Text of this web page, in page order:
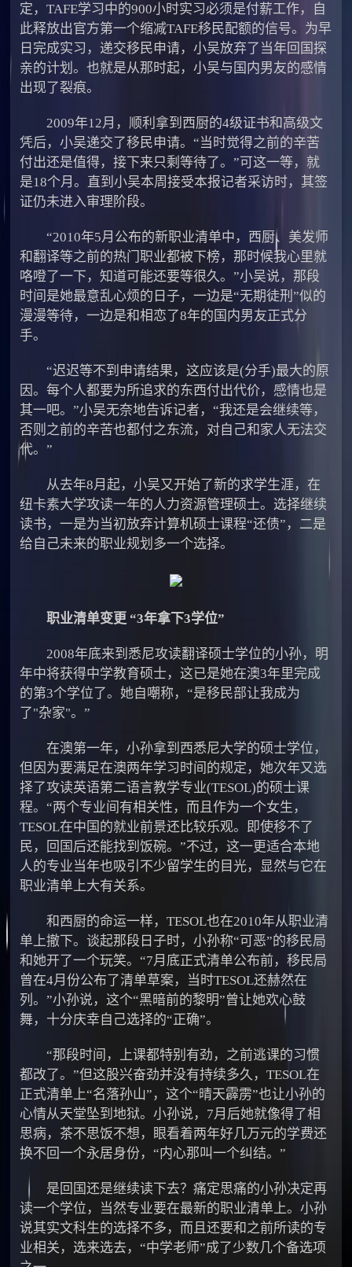
定，TAFE学习中的900小时实习必须是付薪工作，自
此释放出官方第一个缩减TAFE移民配额的信号。为早
日完成实习，递交移民申请，小吴放弃了当年回国探
亲的计划。也就是从那时起，小吴与国内男友的感情
出现了裂痕。
2009年12月，顺利拿到西厨的4级证书和高级文
凭后，小吴递交了移民申请。“当时觉得之前的辛苦
付出还是值得，接下来只剩等待了。”可这一等，就
是18个月。直到小吴本周接受本报记者采访时，其签
证仍未进入审理阶段。
“2010年5月公布的新职业清单中，西厨、美发师
和翻译等之前的热门职业都被下榜，那时候我心里就
咯噔了一下，知道可能还要等很久。”小吴说，那段
时间是她最意乱心烦的日子，一边是“无期徒刑”似的
漫漫等待，一边是和相恋了8年的国内男友正式分
手。
“迟迟等不到申请结果，这应该是(分手)最大的原
因。每个人都要为所追求的东西付出代价，感情也是
其一吧。”小吴无奈地告诉记者，“我还是会继续等，
否则之前的辛苦也都付之东流，对自己和家人无法交
代。”
从去年8月起，小吴又开始了新的求学生涯，在
纽卡素大学攻读一年的人力资源管理硕士。选择继续
读书，一是为当初放弃计算机硕士课程“还债”，二是
给自己未来的职业规划多一个选择。
职业清单变更 “3年拿下3学位”
2008年底来到悉尼攻读翻译硕士学位的小孙，明
年中将获得中学教育硕士，这已是她在澳3年里完成
的第3个学位了。她自嘲称，“是移民部让我成为
了"杂家"。”
在澳第一年，小孙拿到西悉尼大学的硕士学位，
但因为要满足在澳两年学习时间的规定，她次年又选
择了攻读英语第二语言教学专业(TESOL)的硕士课
程。“两个专业间有相关性，而且作为一个女生，
TESOL在中国的就业前景还比较乐观。即使移不了
民，回国后还能找到饭碗。”不过，这一更适合本地
人的专业当年也吸引不少留学生的目光，显然与它在
职业清单上大有关系。
和西厨的命运一样，TESOL也在2010年从职业清
单上撤下。谈起那段日子时，小孙称“可恶”的移民局
和她开了一个玩笑。“7月底正式清单公布前，移民局
曾在4月份公布了清单草案，当时TESOL还赫然在
列。”小孙说，这个“黑暗前的黎明”曾让她欢心鼓
舞，十分庆幸自己选择的“正确”。
“那段时间，上课都特别有劲，之前逃课的习惯
都改了。”但这股兴奋劲并没有持续多久，TESOL在
正式清单上“名落孙山”，这个“晴天霹雳”也让小孙的
心情从天堂坠到地狱。小孙说，7月后她就像得了相
思病，茶不思饭不想，眼看着两年好几万元的学费还
换不回一个永居身份，“内心那叫一个纠结。”
是回国还是继续读下去？痛定思痛的小孙决定再
读一个学位，当然专业要在最新的职业清单上。小孙
说其实文科生的选择不多，而且还要和之前所读的专
业相关，选来选去，“中学老师”成了少数几个备选项